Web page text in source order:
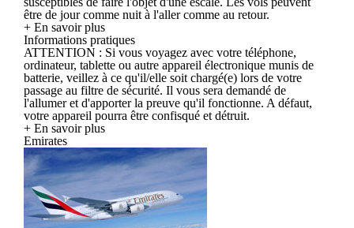
être de jour comme nuit à l'aller comme au retour.
+ En savoir plus
Informations pratiques
ATTENTION : Si vous voyagez avec votre téléphone,
ordinateur, tablette ou autre appareil électronique munis de
batterie, veillez à ce qu'il/elle soit chargé(e) lors de votre
passage au filtre de sécurité. Il vous sera demandé de
l'allumer et d'apporter la preuve qu'il fonctionne. A défaut,
votre appareil pourra être confisqué et détruit.
+ En savoir plus
Emirates